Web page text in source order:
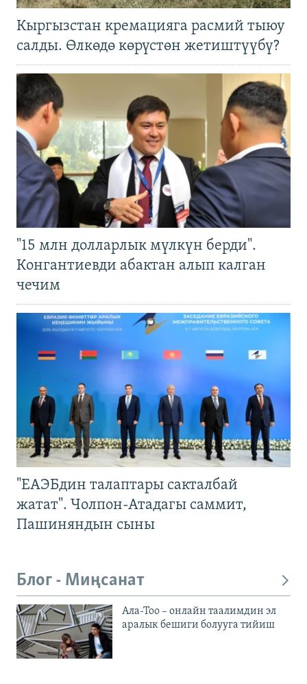
Кыргызстан кремацияга расмий тыюу
салды. Өлкөдө көрүстөн жетиштүүбү?
"15 млн долларлык мүлкүн берди".
Конгантиевди абактан алып калган
чечим
"ЕАЭБдин талаптары сакталбай
жатат". Чолпон-Атадагы саммит,
Пашиняндын сыны
Блог - Миңсанат
Ала-Тоо – онлайн таалимдин эл
аралык бешиги болууга тийиш